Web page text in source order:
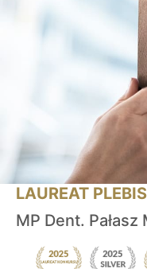
LAUREAT
MP Dent. Pałasz